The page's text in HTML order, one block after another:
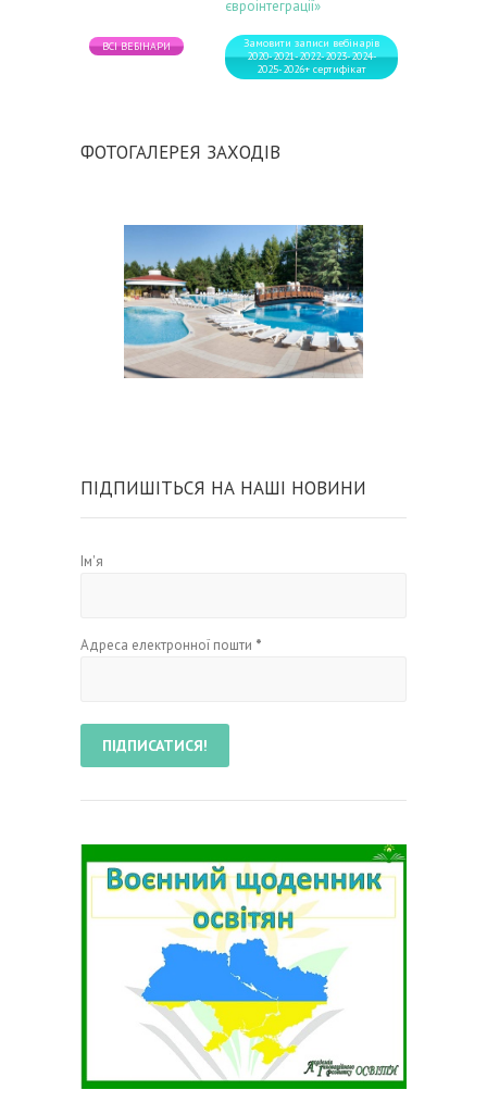
євроінтеграції»
ВСІ ВЕБІНАРИ
Замовити записи вебінарів
2020-2021-2022-2023-2024-
2025-2026+ сертифікат
ФОТОГАЛЕРЕЯ ЗАХОДІВ
ПІДПИШІТЬСЯ НА НАШІ НОВИНИ
Ім'я
Адреса електронної пошти *